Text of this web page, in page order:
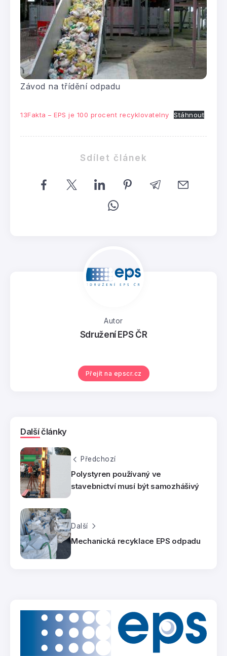
Závod na třídění odpadu
13Fakta – EPS je 100 procent recyklovatelny Stáhnout
Sdílet článek
Autor
Sdružení EPS ČR
Přejít na epscr.cz
Další články
Předchozí
Polystyren používaný ve
stavebnictví musí být samozhášivý
Další
Mechanická recyklace EPS odpadu